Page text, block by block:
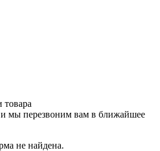
мы перезвоним вам в ближайшее
не найдена.